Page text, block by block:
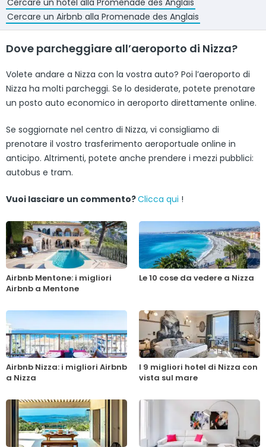
Cercare un hotel alla Promenade des Anglais
Cercare un Airbnb alla Promenade des Anglais
Dove parcheggiare all’aeroporto di Nizza?
Volete andare a Nizza con la vostra auto? Poi l’aeroporto di
Nizza ha molti parcheggi. Se lo desiderate, potete prenotare
un posto auto economico in aeroporto direttamente online.
Se soggiornate nel centro di Nizza, vi consigliamo di
prenotare il vostro trasferimento aeroportuale online in
anticipo. Altrimenti, potete anche prendere i mezzi pubblici:
autobus e tram.
Vuoi lasciare un commento?Clicca qui !
Airbnb Mentone: i migliori
Airbnb a Mentone
Le 10 cose da vedere a Nizza
Airbnb Nizza: i migliori Airbnb
a Nizza
I 9 migliori hotel di Nizza con
vista sul mare